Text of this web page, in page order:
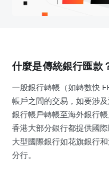
什麼是傳統銀行匯款
一般銀行轉帳（如轉數快
帳戶之間的交易，如要涉
銀行帳戶轉帳至海外銀行
香港大部分銀行都提供國
大型國際銀行如花旗銀行
分行。